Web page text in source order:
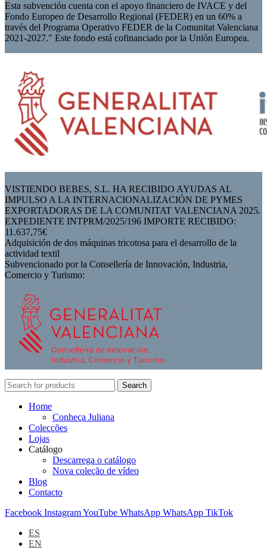
Esta subvención cuenta con el apoyo financiero de IVACE y del
Fondo Europeo de Desarrollo Regional (FEDER) en un 60% a
través del Programa Operativo FEDER de la Comunitat Valenciana
2021-2027." Este fondo está cofinanciado por la Unión Europea.
VISTIENDO BEBES, S.L. HA RECIBIDO AYUDAS AL
IMPULSO A LA INTERNACIONALIZACIÓN DE PYMES
EXPORTADORAS DE LA COMUNITAT VALENCIANA 2025.
EXPEDIENTE INTPRM/2025/196 IMPORTE RECIBIDO:
11.637,75€
Adquisición de dos máquinas tricotosa para el desarrollo de la
actividad textil
Subvencionado por la Consellería de Innovación, Industria,
Comercio y Turismo:
Search
Home
Conheça Juliana
Colecções
Lojas
Catálogo
Descarrega o catálogo
Nova coleção de vídeo
Blog
Contacto
Facebook InstagramYouTube WhatsApp WhatsApp TikTok
ES
EN